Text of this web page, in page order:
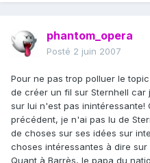
phantom_opera
Posté 2 juin 2007
Pour ne pas trop polluer le
de créer un fil sur Sternhell
sur lui n'est pas inintéressante!
précédent, je n'ai pas lu de
de choses sur ses idées sur
choses intéressantes à dire sur
Quant à Barrès, le papa du